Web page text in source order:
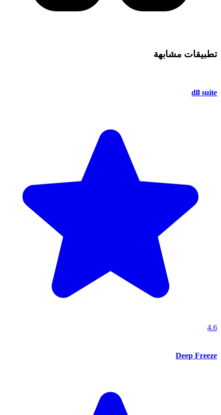
تطبيقات مشابهة
dll suite
4.6
Deep Freeze